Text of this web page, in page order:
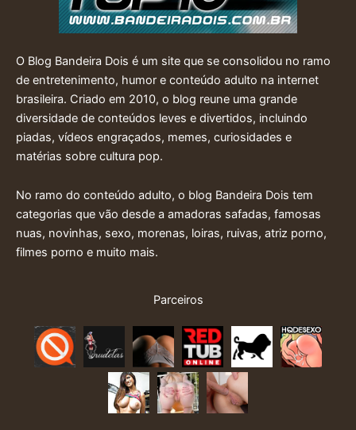
O Blog Bandeira Dois é um site que se consolidou no ramo
de entretenimento, humor e conteúdo adulto na internet
brasileira. Criado em 2010, o blog reune uma grande
diversidade de conteúdos leves e divertidos, incluindo
piadas, vídeos engraçados, memes, curiosidades e
matérias sobre cultura pop.
No ramo do conteúdo adulto, o blog Bandeira Dois tem
categorias que vão desde a amadoras safadas, famosas
nuas, novinhas, sexo, morenas, loiras, ruivas, atriz porno,
filmes porno e muito mais.
Parceiros